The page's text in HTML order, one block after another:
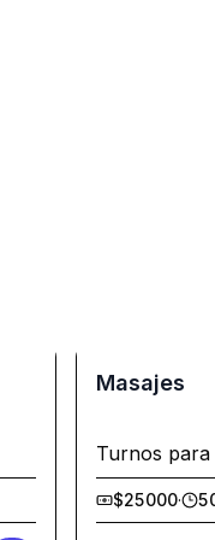
Masajes
Turnos para
$25000·